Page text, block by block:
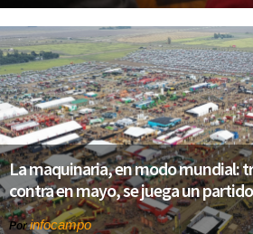
La maquinaria, en modo mundial:
contra en mayo, se juega un
Porinfocampo